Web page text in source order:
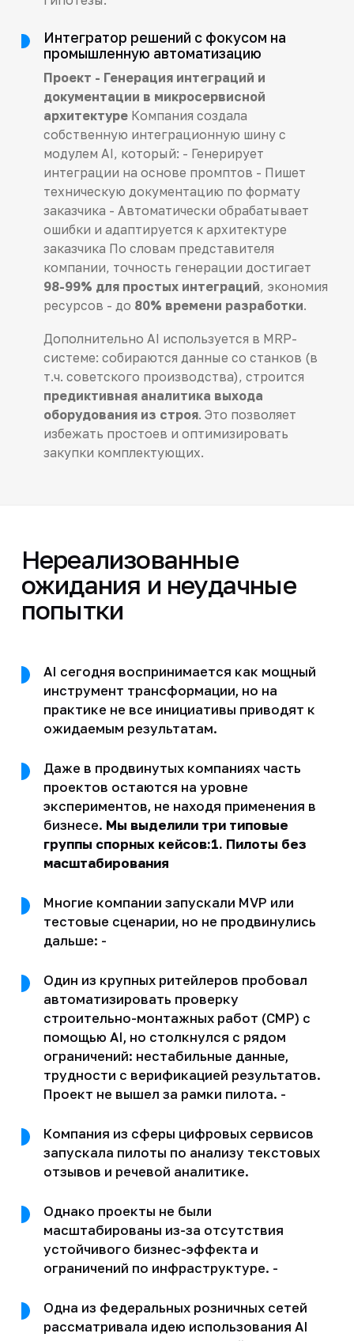
Интегратор решений с фокусом на
промышленную автоматизацию
Проект - Генерация интеграций и
документации в микросервисной
архитектуреКомпания создала
собственную интеграционную шину с
модулем AI, который: - Генерирует
интеграции на основе промптов - Пишет
техническую документацию по формату
заказчика - Автоматически обрабатывает
ошибки и адаптируется к архитектуре
заказчика По словам представителя
компании, точность генерации достигает
98-99% для простых интеграций, экономия
ресурсов - до 80% времени разработки.
Дополнительно AI используется в MRP-
системе: собираются данные со станков (в
т.ч. советского производства), строится
предиктивная аналитика выхода
оборудования из строя. Это позволяет
избежать простоев и оптимизировать
закупки комплектующих.
Нереализованные
ожидания и неудачные
попытки
AI сегодня воспринимается как мощный
инструмент трансформации, но на
практике не все инициативы приводят к
ожидаемым результатам.
Даже в продвинутых компаниях часть
проектов остаются на уровне
экспериментов, не находя применения в
бизнесе. Мы выделили три типовые
группы спорных кейсов:1. Пилоты без
масштабирования
Многие компании запускали MVP или
тестовые сценарии, но не продвинулись
дальше: -
Один из крупных ритейлеров пробовал
автоматизировать проверку
строительно-монтажных работ (СМР) с
помощью AI, но столкнулся с рядом
ограничений: нестабильные данные,
трудности с верификацией результатов.
Проект не вышел за рамки пилота. -
Компания из сферы цифровых сервисов
запускала пилоты по анализу текстовых
отзывов и речевой аналитике.
Однако проекты не были
масштабированы из-за отсутствия
устойчивого бизнес-эффекта и
ограничений по инфраструктуре. -
Одна из федеральных розничных сетей
рассматривала идею использования AI